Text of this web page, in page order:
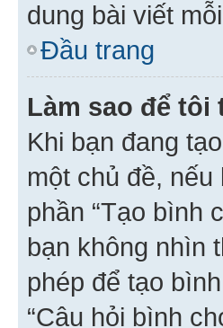
dung bài viết
Đầu trang
Làm sao để
Khi bạn đang
một chủ đề,
phần “Tạo bình
bạn không nhìn
phép để tạo
“Câu hỏi bình